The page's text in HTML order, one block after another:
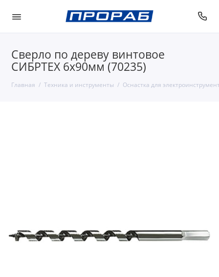
Сверло по дереву винтовое
СИБРТЕХ 6х90мм (70235)
Главная Техника и инструменты Оснастка для